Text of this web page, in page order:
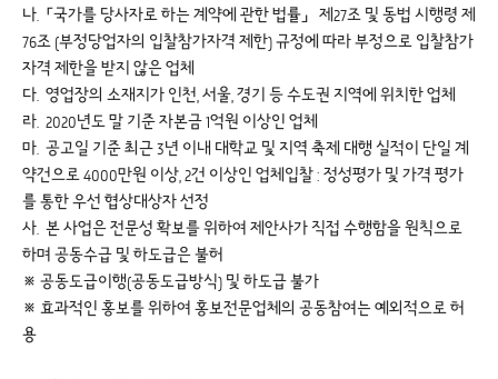
나.「국가를 당사자로 하는 계약에 관한 법률」 제27조 및 동법 시행령 제
76조 (부정당업자의 입찰참가자격 제한) 규정에 따라 부정으로 입찰참가
자격 제한을 받지 않은 업체
다. 영업장의 소재지가 인천, 서울, 경기 등 수도권 지역에 위치한 업체
라. 2020년도 말 기준 자본금 1억원 이상인 업체
마. 공고일 기준 최근 3년 이내 대학교 및 지역 축제 대행 실적이 단일 계
약건으로 4000만원 이상, 2건 이상인 업체입찰 : 정성평가 및 가격 평가
를 통한 우선 협상대상자 선정
사. 본 사업은 전문성 확보를 위하여 제안사가 직접 수행함을 원칙으로
하며 공동수급 및 하도급은 불허
※ 공동도급이행(공동도급방식) 및 하도급 불가
※ 효과적인 홍보를 위하여 홍보전문업체의 공동참여는 예외적으로 허
용